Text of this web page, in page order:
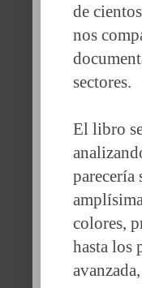
de
nos
sectores.
El libro
parecería
colores,
hasta los